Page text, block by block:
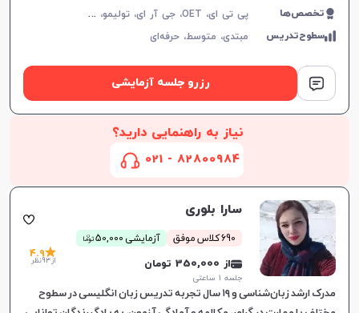
اختصاصی بر اساس شخصیت و سلیقه زبان‌آموز.
تخصص‌ها پ
ی تی ای، OET، جی آر ای، تولیمو، مکالمه زبان انگلیسی، زبان انگلیسی عمومی، گرامر زبان انگلیسی، زبان انگلیسی بریتیش، زبان انگلیسی آمریکایی، زبان انگلیسی کانادایی، زبان انگلیسی استرالیایی، زبان انگلیسی کنکور سراسری، زبان انگلیسی کنکور کاردانی، زبان انگلیسی هفتم دبیرستان، زبان انگلیسی هشتم دبیرستان، زبان انگلیسی نهم دبیرستان، زبان انگلیسی دهم دبیرستان، زبان انگلیسی یازدهم دبیرستان، زبان انگلیسی دوازدهم دبیرستان، زبان انگلیسی کودکان، تافل
سطوح‌تدریس مبتدی، متوسط،حرفه‌ای
رزرو جلسه آزمایشی
نیاز به راهنمایی دارید؟
82800984 - 021
سارا بلوری
690 کلاس موفق آزمایشی 50,000 توما
ن
از 350,000 تومان
جلسه ۱ ساعتی
4.9
از 93 نظر
مدرک ارشد زبان‌شناسی و ۱۹ سال تجربه تدریس زبان انگلیسی در سطوح